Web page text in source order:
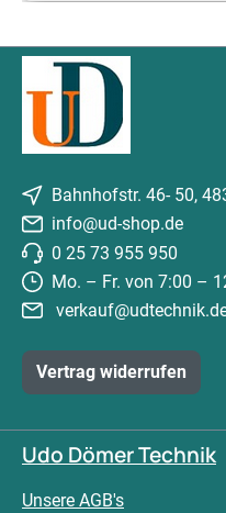
Bahnhofstr. 46- 50,
info@ud-shop.de
0 25 73 955 950
Mo. – Fr. von 7:00 –
Vertrag widerrufen
Udo Dömer Technik
Unsere AGB's